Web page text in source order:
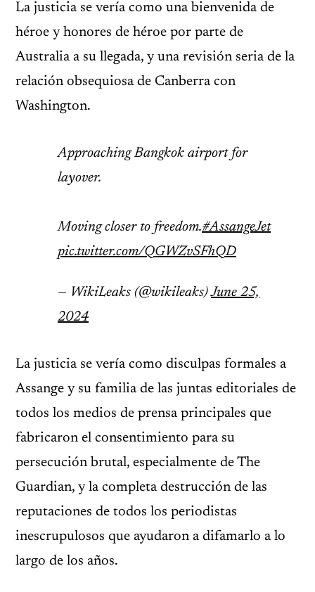
La justicia se vería como una bienvenida de
héroe y honores de héroe por parte de
Australia a su llegada, y una revisión seria de la
relación obsequiosa de Canberra con
Washington.
Approaching Bangkok airport for
layover.
Moving closer to freedom.#AssangeJet
pic.twitter.com/QGWZvSFhQD
— WikiLeaks (@wikileaks)June 25,
2024
La justicia se vería como disculpas formales a
Assange y su familia de las juntas editoriales de
todos los medios de prensa principales que
fabricaron el consentimiento para su
persecución brutal, especialmente de The
Guardian, y la completa destrucción de las
reputaciones de todos los periodistas
inescrupulosos que ayudaron a difamarlo a lo
largo de los años.